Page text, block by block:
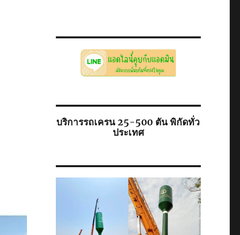
บริการรถเครน 25-500 ตัน พิกัดทั่ว
ประเทศ